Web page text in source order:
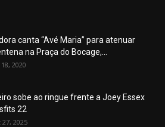
canta “Avé Maria” para atenuar
na Praça do Bocage,...
2020
sobe ao ringue frente a Joey Essex
22
2025